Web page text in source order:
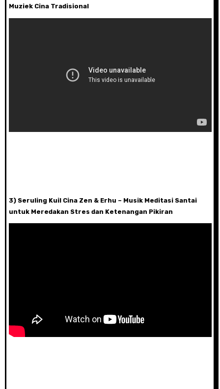
Muziek Cina Tradisional
3) Seruling Kuil Cina Zen & Erhu ~ Musik Meditasi Santai
untuk Meredakan Stres dan Ketenangan Pikiran